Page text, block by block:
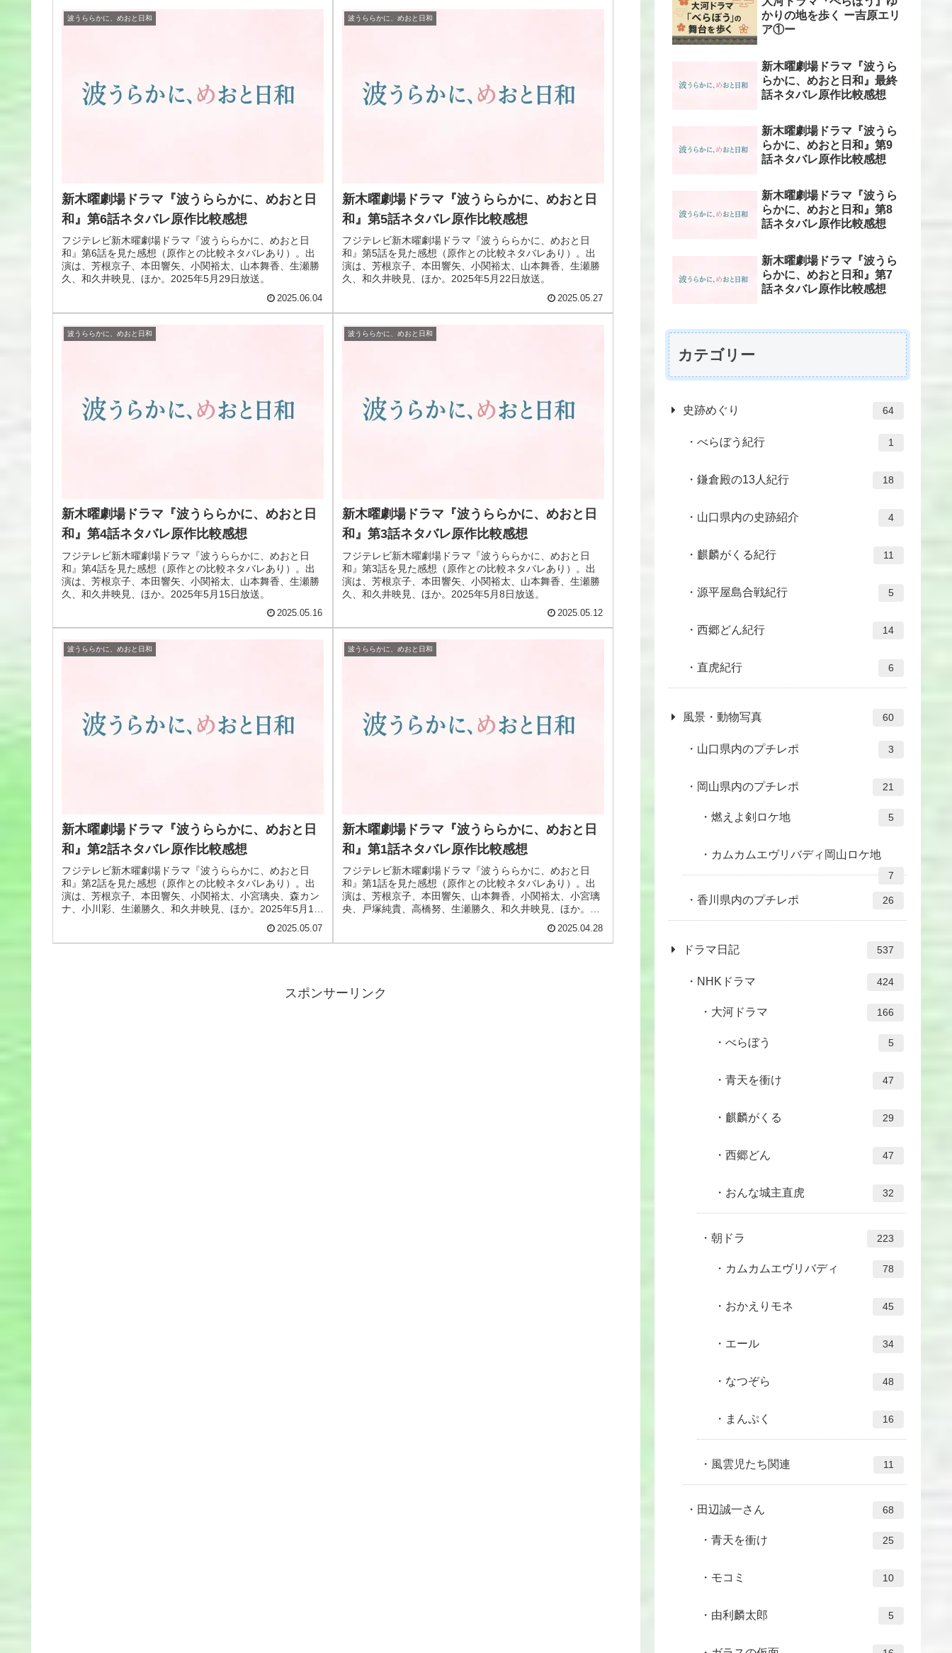
波うららかに、めおと日和
新木曜劇場ドラマ『波うららかに、めおと日
和』第6話ネタバレ原作比較感想
フジテレビ新木曜劇場ドラマ『波うららかに、めおと日
和』第6話を見た感想（原作との比較ネタバレあり）。出
演は、芳根京子、本田響矢、小関裕太、山本舞香、生瀬勝
久、和久井映見、ほか。2025年5月29日放送。
2025.06.04
波うららかに、めおと日和
新木曜劇場ドラマ『波うららかに、めおと日
和』第5話ネタバレ原作比較感想
フジテレビ新木曜劇場ドラマ『波うららかに、めおと日
和』第5話を見た感想（原作との比較ネタバレあり）。出
演は、芳根京子、本田響矢、小関裕太、山本舞香、生瀬勝
久、和久井映見、ほか。2025年5月22日放送。
2025.05.27
波うららかに、めおと日和
新木曜劇場ドラマ『波うららかに、めおと日
和』第4話ネタバレ原作比較感想
フジテレビ新木曜劇場ドラマ『波うららかに、めおと日
和』第4話を見た感想（原作との比較ネタバレあり）。出
演は、芳根京子、本田響矢、小関裕太、山本舞香、生瀬勝
久、和久井映見、ほか。2025年5月15日放送。
2025.05.16
波うららかに、めおと日和
新木曜劇場ドラマ『波うららかに、めおと日
和』第3話ネタバレ原作比較感想
フジテレビ新木曜劇場ドラマ『波うららかに、めおと日
和』第3話を見た感想（原作との比較ネタバレあり）。出
演は、芳根京子、本田響矢、小関裕太、山本舞香、生瀬勝
久、和久井映見、ほか。2025年5月8日放送。
2025.05.12
波うららかに、めおと日和
新木曜劇場ドラマ『波うららかに、めおと日
和』第2話ネタバレ原作比較感想
フジテレビ新木曜劇場ドラマ『波うららかに、めおと日
和』第2話を見た感想（原作との比較ネタバレあり）。出
演は、芳根京子、本田響矢、小関裕太、小宮璃央、森カン
ナ、小川彩、生瀬勝久、和久井映見、ほか。2025年5月1日
2025.05.07
波うららかに、めおと日和
新木曜劇場ドラマ『波うららかに、めおと日
和』第1話ネタバレ原作比較感想
フジテレビ新木曜劇場ドラマ『波うららかに、めおと日
和』第1話を見た感想（原作との比較ネタバレあり）。出
演は、芳根京子、本田響矢、山本舞香、小関裕太、小宮璃
央、戸塚純貴、高橋努、生瀬勝久、和久井映見、ほか。
2025.04.28
スポンサーリンク
かりの地を歩く ー吉原エリ
ア①ー
新木曜劇場ドラマ『波うら
らかに、めおと日和』最終
話ネタバレ原作比較感想
新木曜劇場ドラマ『波うら
らかに、めおと日和』第9
話ネタバレ原作比較感想
新木曜劇場ドラマ『波うら
らかに、めおと日和』第8
話ネタバレ原作比較感想
新木曜劇場ドラマ『波うら
らかに、めおと日和』第7
話ネタバレ原作比較感想
カテゴリー
史跡めぐり 64
べらぼう紀行 1
鎌倉殿の13人紀行 18
山口県内の史跡紹介 4
麒麟がくる紀行 11
源平屋島合戦紀行 5
西郷どん紀行 14
直虎紀行 6
風景・動物写真 60
山口県内のプチレポ 3
岡山県内のプチレポ 21
燃えよ剣ロケ地 5
カムカムエヴリバディ岡山ロケ地
7
香川県内のプチレポ 26
ドラマ日記 537
NHKドラマ 424
大河ドラマ 166
べらぼう 5
青天を衝け 47
麒麟がくる 29
西郷どん 47
おんな城主直虎 32
朝ドラ 223
カムカムエヴリバディ 78
おかえりモネ 45
エール 34
なつぞら 48
まんぷく 16
風雲児たち関連 11
田辺誠一さん 68
青天を衝け 25
モコミ 10
由利麟太郎 5